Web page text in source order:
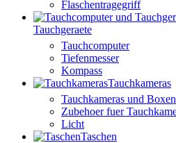
Flaschentragegriff
Tauchgeraete
Tauchcomputer
Tiefenmesser
Kompass
Tauchkameras
Tauchkameras und Boxen
Zubehoer fuer
Licht
Taschen